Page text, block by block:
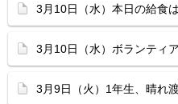
3月10日（水）本日の給食
3月10日（水）ボランティ
3月9日（火）1年生、晴れ